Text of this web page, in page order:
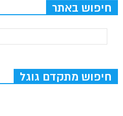
חיפוש באתר
חיפוש מתקדם גוגל